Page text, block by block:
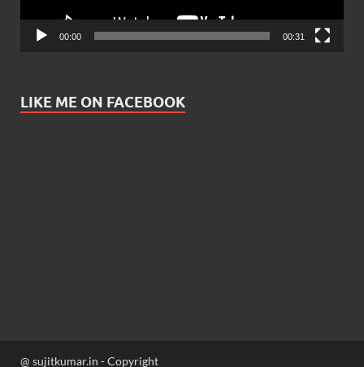
00:00 00:31
LIKE ME ON FACEBOOK
@ sujitkumar.in - Copyright